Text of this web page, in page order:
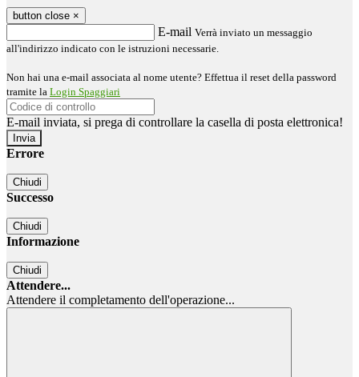
button close ×
E-mail Verrà inviato un messaggio
all'indirizzo indicato con le istruzioni necessarie.
Non hai una e-mail associata al nome utente? Effettua il reset della password
tramite la Login Spaggiari
E-mail inviata, si prega di controllare la casella di posta elettronica!
Errore
Chiudi
Successo
Chiudi
Informazione
Chiudi
Attendere...
Attendere il completamento dell'operazione...